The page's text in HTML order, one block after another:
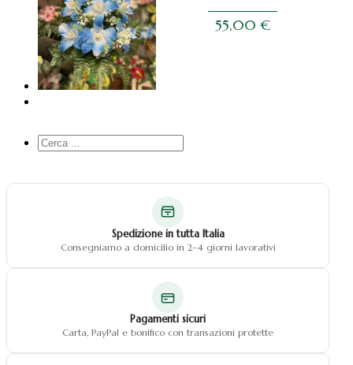
Cerca
Spedizione in tutta Italia
Consegniamo a domicilio in 2–4 giorni lavorativi
Pagamenti sicuri
Carta, PayPal e bonifico con transazioni protette
55,00 €